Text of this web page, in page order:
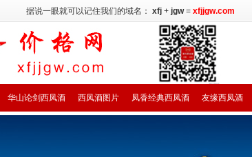
据说一眼就可以记住我们的域名： xfj + jgw= xfjjgw.com
华山论剑西凤酒 西凤酒图片 凤香经典西凤酒 友缘西凤酒